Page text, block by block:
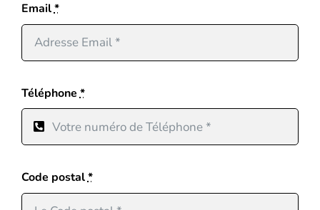
Email*
Téléphone*
Code postal*